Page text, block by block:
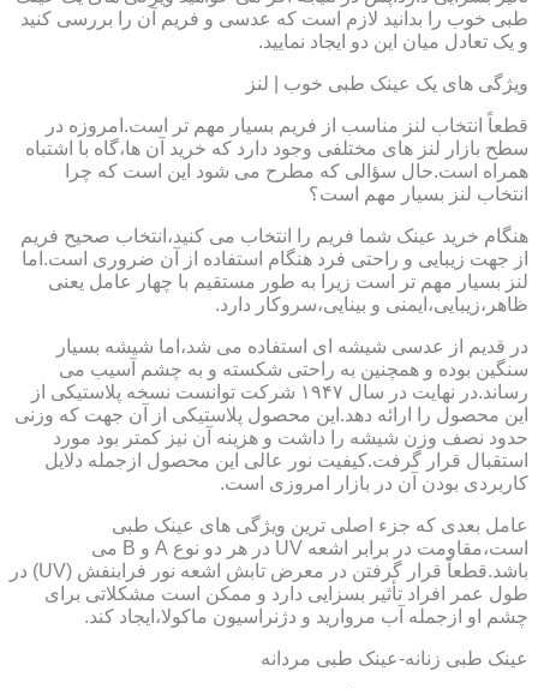
طبی خوب را بدانید لازم است که عدسی و فریم آن را بررسی کنید
و یک تعادل میان این دو ایجاد نمایید.
ویژگی های یک عینک طبی خوب | لنز
قطعاً انتخاب لنز مناسب از فریم بسیار مهم تر است.امروزه در
سطح بازار لنز های مختلفی وجود دارد که خرید آن ها،گاه با اشتباه
همراه است.حال سؤالی که مطرح می شود این است که چرا
انتخاب لنز بسیار مهم است؟
هنگام خرید عینک شما فریم را انتخاب می کنید،انتخاب صحیح فریم
از جهت زیبایی و راحتی فرد هنگام استفاده از آن ضروری است.اما
لنز بسیار مهم تر است زیرا به طور مستقیم با چهار عامل یعنی
ظاهر،زیبایی،ایمنی و بینایی،سروکار دارد.
در قدیم از عدسی شیشه ای استفاده می شد،اما شیشه بسیار
سنگین بوده و همچنین به راحتی شکسته و به چشم آسیب می
رساند.در نهایت در سال ۱۹۴۷ شرکت توانست نسخه پلاستیکی از
این محصول را ارائه دهد.این محصول پلاستیکی از آن جهت که وزنی
حدود نصف وزن شیشه را داشت و هزینه آن نیز کمتر بود مورد
استقبال قرار گرفت.کیفیت نور عالی این محصول ازجمله دلایل
کاربردی بودن آن در بازار امروزی است.
عامل بعدی که جزء اصلی ترین ویژگی های عینک طبی
است،مقاومت در برابر اشعه UV در هر دو نوع A و B می
باشد.قطعاً قرار گرفتن در معرض تابش اشعه نور فرابنفش (UV) در
طول عمر افراد تأثیر بسزایی دارد و ممکن است مشکلاتی برای
چشم او ازجمله آب مروارید و دژنراسیون ماکولا،ایجاد کند.
عینک طبی زنانه-عینک طبی مردانه